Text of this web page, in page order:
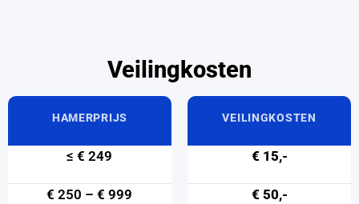
Veilingkosten
HAMERPRIJS
≤ € 249
€ 250 – € 999
VEILINGKOSTEN
€ 15,-
€ 50,-